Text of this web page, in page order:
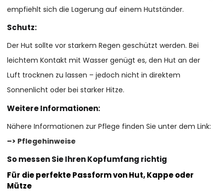
empfiehlt sich die Lagerung auf einem Hutständer.
Schutz:
Der Hut sollte vor starkem Regen geschützt werden. Bei
leichtem Kontakt mit Wasser genügt es, den Hut an der
Luft trocknen zu lassen – jedoch nicht in direktem
Sonnenlicht oder bei starker Hitze.
Weitere Informationen:
Nähere Informationen zur Pflege finden Sie unter dem Link:
–> Pflegehinweise
So messen Sie Ihren Kopfumfang richtig
Für die perfekte Passform von Hut, Kappe oder
Mütze